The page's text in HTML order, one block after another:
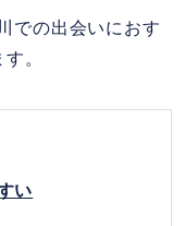
での出会いにおす
。
い